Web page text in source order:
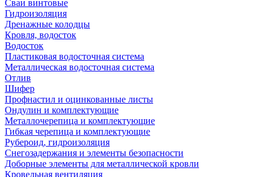
Сваи винтовые
Гидроизоляция
Дренажные колодцы
Кровля, водосток
Водосток
Пластиковая водосточная система
Металлическая водосточная система
Отлив
Шифер
Профнастил и оцинкованные листы
Ондулин и комплектующие
Металлочерепица и комплектующие
Гибкая черепица и комплектующие
Рубероид, гидроизоляция
Снегозадержания и элементы безопасности
Доборные элементы для металлической кровли
Кровельная вентиляция